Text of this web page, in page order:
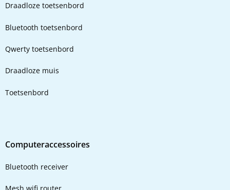
Draadloze toetsenbord
Bluetooth toetsenbord
Qwerty toetsenbord
Draadloze muis
Toetsenbord
Computeraccessoires
Bluetooth receiver